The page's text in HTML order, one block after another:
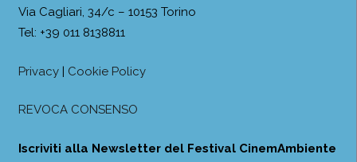
Via Cagliari, 34/c – 10153 Torino
Tel: +39 011 8138811
Privacy| Cookie Policy
REVOCA CONSENSO
Iscriviti alla Newsletter del Festival CinemAmbiente